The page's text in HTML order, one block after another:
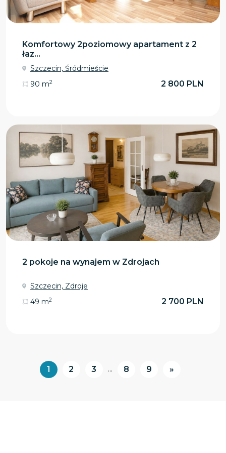
Komfortowy 2poziomowy apartament z 2
łaz...
Szczecin, Śródmieście
90 m2 2 800 PLN
2 pokoje na wynajem w Zdrojach
Szczecin, Zdroje
49 m2 2 700 PLN
1 2 3 ... 8 9 »